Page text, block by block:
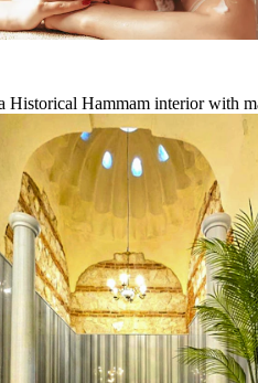
Historical Hammam interior with